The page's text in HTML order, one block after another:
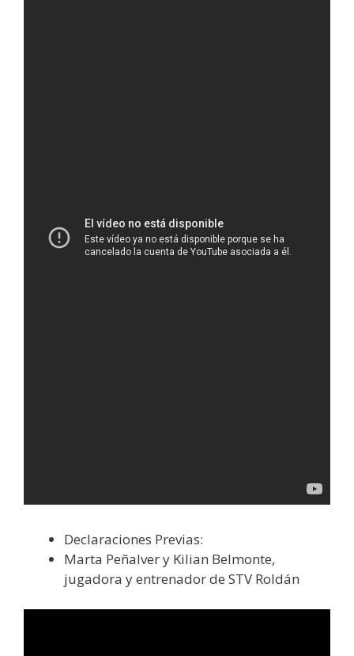
Declaraciones Previas:
Marta Peñalver y Kilian Belmonte,
jugadora y entrenador de STV Roldán